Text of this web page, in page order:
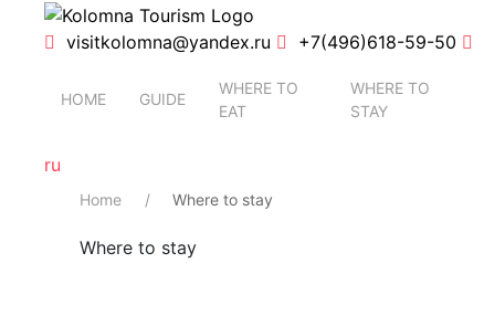
visitkolomna@yandex.ru +7(496)618-59-50
HOME GUIDE
WHERE TO
EAT
WHERE TO
STAY
ru
Home Where to stay
Where to stay